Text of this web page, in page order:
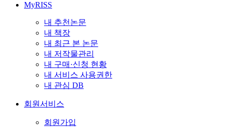
MyRISS
내 추천논문
내 책장
내 최근 본 논문
내 저작물관리
내 구매·신청 현황
내 서비스 사용권한
내 관심 DB
회원서비스
회원가입